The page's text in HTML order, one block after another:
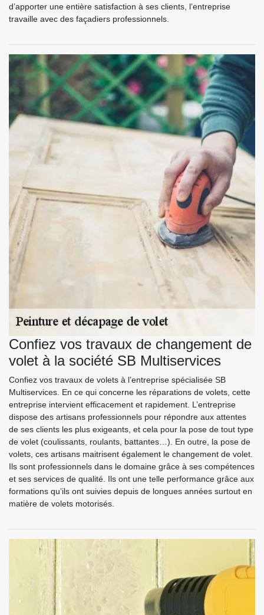
d’apporter une entière satisfaction à ses clients, l’entreprise
travaille avec des façadiers professionnels.
Confiez vos travaux de changement de
volet à la société SB Multiservices
Confiez vos travaux de volets à l’entreprise spécialisée SB
Multiservices. En ce qui concerne les réparations de volets, cette
entreprise intervient efficacement et rapidement. L’entreprise
dispose des artisans professionnels pour répondre aux attentes
de ses clients les plus exigeants, et cela pour la pose de tout type
de volet (coulissants, roulants, battantes…). En outre, la pose de
volets, ces artisans maitrisent également le changement de volet.
Ils sont professionnels dans le domaine grâce à ses compétences
et ses services de qualité. Ils ont une telle performance grâce aux
formations qu’ils ont suivies depuis de longues années surtout en
matière de volets motorisés.